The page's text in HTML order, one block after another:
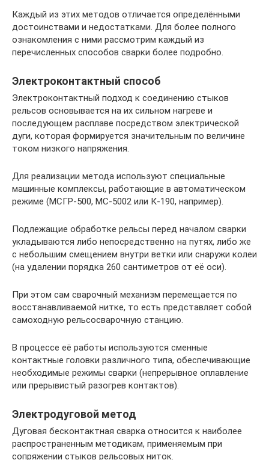
Каждый из этих методов отличается определёнными
достоинствами и недостатками. Для более полного
ознакомления с ними рассмотрим каждый из
перечисленных способов сварки более подробно.
Электроконтактный способ
Электроконтактный подход к соединению стыков
рельсов основывается на их сильном нагреве и
последующем расплаве посредством электрической
дуги, которая формируется значительным по величине
током низкого напряжения.
Для реализации метода используют специальные
машинные комплексы, работающие в автоматическом
режиме (МСГР-500, МС-5002 или К-190, например).
Подлежащие обработке рельсы перед началом сварки
укладываются либо непосредственно на путях, либо же
с небольшим смещением внутри ветки или снаружи колеи
(на удалении порядка 260 сантиметров от её оси).
При этом сам сварочный механизм перемещается по
восстанавливаемой нитке, то есть представляет собой
самоходную рельсосварочную станцию.
В процессе её работы используются сменные
контактные головки различного типа, обеспечивающие
необходимые режимы сварки (непрерывное оплавление
или прерывистый разогрев контактов).
Электродуговой метод
Дуговая бесконтактная сварка относится к наиболее
распространенным методикам, применяемым при
сопряжении стыков рельсовых ниток.